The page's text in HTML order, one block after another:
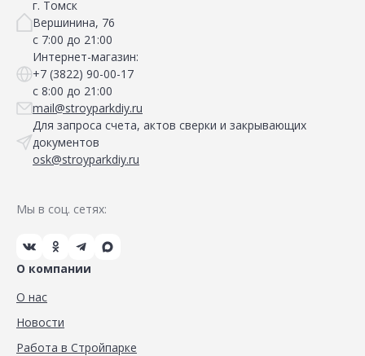
г. Томск
Вершинина, 76
с 7:00 до 21:00
Интернет-магазин:
+7 (3822) 90-00-17
с 8:00 до 21:00
mail@stroyparkdiy.ru
Для запроса счета, актов сверки и закрывающих
документов
osk@stroyparkdiy.ru
Мы в соц. сетях:
О компании
О нас
Новости
Работа в Стройпарке